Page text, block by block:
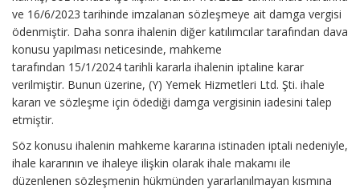
ve 16/6/2023 tarihinde imzalanan sözleşmeye ait damga vergisi
ödenmiştir. Daha sonra ihalenin diğer katılımcılar tarafından dava
konusu yapılması neticesinde, mahkeme
tarafından 15/1/2024 tarihli kararla ihalenin iptaline karar
verilmiştir. Bunun üzerine, (Y) Yemek Hizmetleri Ltd. Şti. ihale
kararı ve sözleşme için ödediği damga vergisinin iadesini talep
etmiştir.
Söz konusu ihalenin mahkeme kararına istinaden iptali nedeniyle,
ihale kararının ve ihaleye ilişkin olarak ihale makamı ile
düzenlenen sözleşmenin hükmünden yararlanılmayan kısmına